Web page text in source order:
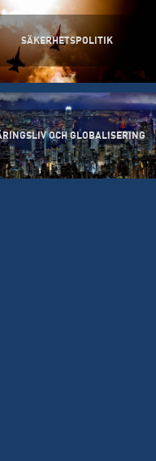
SÄKERHETSPOLITIK
OCH GLOBALISERING